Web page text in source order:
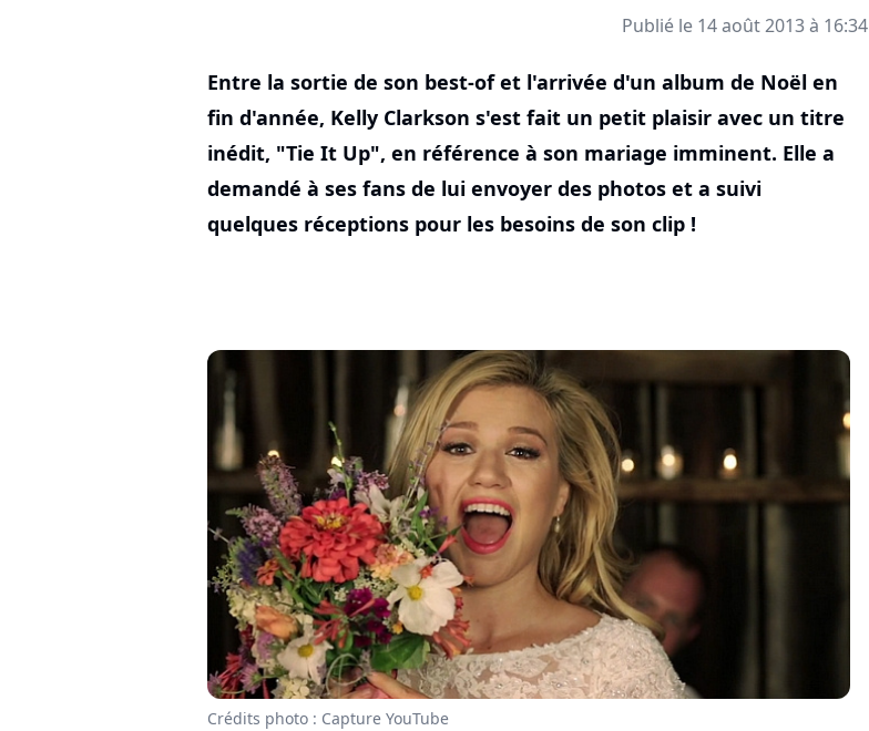
Publié le 14 août 2013 à 16:34
Entre la sortie de son best-of et l'arrivée d'un album de Noël en
fin d'année, Kelly Clarkson s'est fait un petit plaisir avec un titre
inédit, "Tie It Up", en référence à son mariage imminent. Elle a
demandé à ses fans de lui envoyer des photos et a suivi
quelques réceptions pour les besoins de son clip !
Crédits photo : Capture YouTube